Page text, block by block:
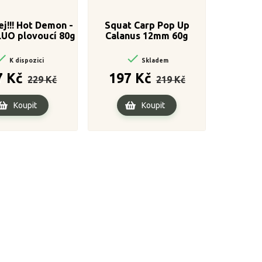
Hot Demon -
plovoucí 80g
K dispozici
Kč
cena
229 Kč
Koupit
Squat Carp Pop Up
Calanus 12mm 60g
 Skladem
197 Kč cena
219 Kč
Koupit